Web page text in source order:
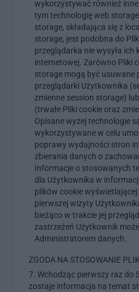
wykorzystywać również
tym technologię web
storage, składająca się z
storage, jest podobna do
przeglądarka nie wysyła
internetowej. Zarówno Pliki
storage mogą być usuwane
przeglądarki Użytkownika
zmienne session storage)
(trwałe Pliki cookie oraz
Opisane wyżej technologie
wykorzystywane w celu
poprawy wydajności stron
zbierania danych o
Informacje o stosowanych
dla Użytkownika w
plików cookie
pierwszej wizyty
bieżąco w trakcie jej
zastrzeżeń Użytkownik
Administratorem danych.
ZGODA NA STOSOWANIE
7. Wchodząc pierwszy raz do
zostaje informacja na temat